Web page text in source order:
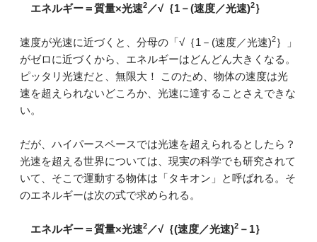
エネルギー＝質量×光速2 ／√｛1－(速度／光速)2｝
速度が光速に近づくと、分母の「√｛1－(速度／光速)2｝」
がゼロに近づくから、エネルギーはどんどん大きくなる。
ピッタリ光速だと、無限大！ このため、物体の速度は光
速を超えられないどころか、光速に達することさえできな
い。
だが、ハイパースペースでは光速を超えられるとしたら？
光速を超える世界については、現実の科学でも研究されて
いて、そこで運動する物体は「タキオン」と呼ばれる。そ
のエネルギーは次の式で求められる。
エネルギー＝質量×光速2 ／√｛(速度／光速)2 －1｝